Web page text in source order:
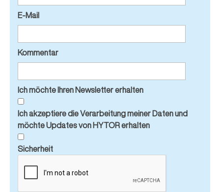
E-Mail
Kommentar
Ich möchte Ihren Newsletter erhalten
Ich akzeptiere die Verarbeitung meiner Daten und
möchte Updates von HYTOR erhalten
Sicherheit